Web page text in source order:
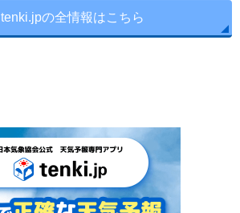
tenki.jpの全情報はこちら